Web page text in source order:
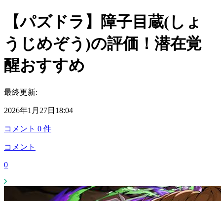
【パズドラ】障子目蔵(しょ
うじめぞう)の評価！潜在覚
醒おすすめ
最終更新:
2026年1月27日18:04
コメント 0 件
コメント
0